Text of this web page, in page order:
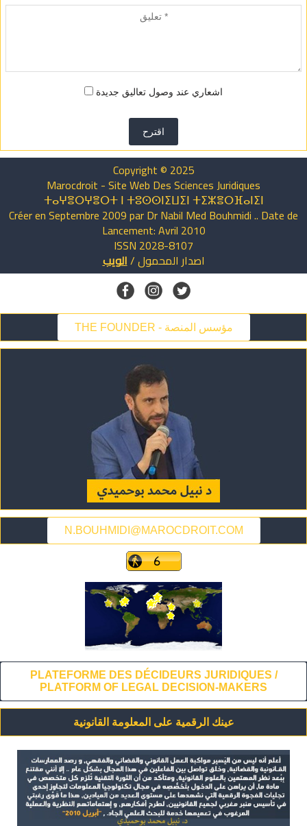
اشعاري عند وصول تعاليق جديدة
اقترح
Copyright © 2025
Marocdroit - Site Web Des Sciences Juridiques
ⵜⴰⵖⴻⵔⵖⴻⵔⵜ ⵏ ⵜⵓⵙⵙⵏⵉⵡⵉⵏ ⵜⵉⵣⴻⵔⴼⴰⵏⵉⵏ
Créer en Septembre 2009 par Dr Nabil Med Bouhmidi .. Date de
Lancement: Avril 2010
ISSN 2028-8107
اصدار المحمول/الويب
THE FOUNDER - مؤسس المنصة
N.BOUHMIDI@MAROCDROIT.COM
PLATEFORME DES DÉCIDEURS JURIDIQUES /
PLATFORM OF LEGAL DECISION-MAKERS
عينك الرقمية على المعلومة القانونية